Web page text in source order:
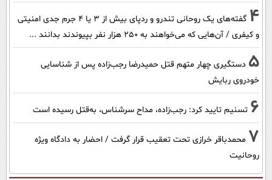
4
گفته‌های یک روحانی تندرو و ردپای بیش از ۳ یا ۴ جرم جدی امنیتی
و کیفری / آن‌هایی که می‌خواهند به ۲۵۰ هزار نفر بپیوندند بدانند ...
5 دستگیری چهار متهم قتل حمیدرضا رجب‌زاده پس از شناسایی
خودروی ربایش
6 تسنیم تایید کرد: رجب‌زاده، مداح سرشناس، به‌قتل رسیده است
7 محمدباقر خرازی تحت تعقیب قرار گرفت / احضار به دادگاه ویژه
روحانیت